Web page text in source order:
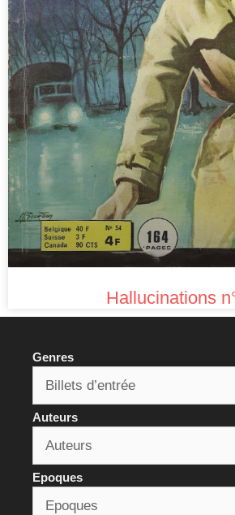
Hallucinations
Genres
Auteurs
Epoques